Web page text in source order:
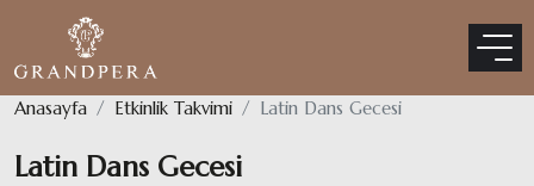
Anasayfa Etkinlik Takvimi Latin Dans Gecesi
Latin Dans Gecesi